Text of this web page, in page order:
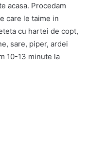
acasa. Procedam
care le taime in
cu hartei de copt,
sare, piper, ardei
10-13 minute la